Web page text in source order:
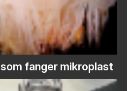
fanger mikroplast